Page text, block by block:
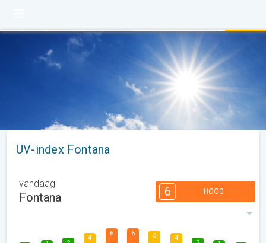
UV-index Fontana
vandaag
Fontana 6 HOOG
4
6 6 5 4